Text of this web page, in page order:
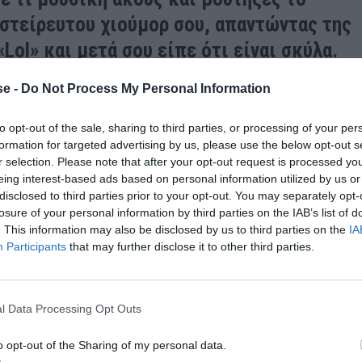
- Do Not Process My Personal Information
opt-out of the sale, sharing to third parties, or processing of your
for targeted advertising by us, please use the below opt-out
selection. Please note that after your opt-out request is processed
interest-based ads based on personal information utilized by us
to third parties prior to your opt-out. You may separately
of your personal information by third parties on the IAB’s list of
This information may also be disclosed by us to third parties on the
Participants that may further disclose it to other third parties.
Data Processing Opt Outs
opt-out of the Sharing of my personal data.
χιούμορ σου, απαντώντας της
και μετά σου είπε ότι είναι σκύλα.
να πάτε μαζί στα μπουζούκια σήμερα το βράδυ
κάτω από το μηδέν, μιας και στο πορτοφόλι
που έκανε κατάληψη στο μέρος που άλλοτε
ιστών θυμίζει το δωμάτιο του Spiderman.